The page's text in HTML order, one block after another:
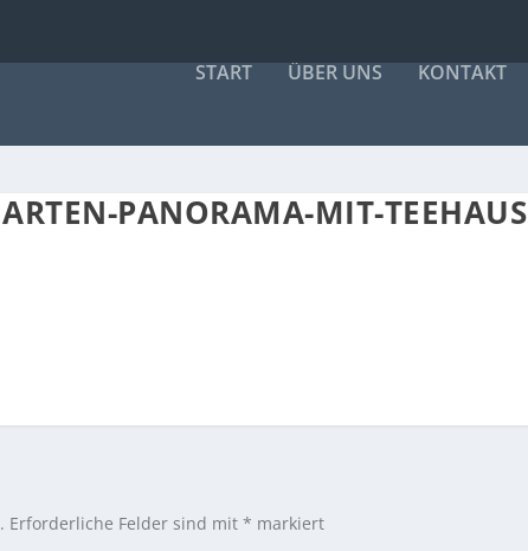
START ÜBER UNS KONTAKT
PANORAMA-MIT-TEEHAUS
Erforderliche Felder sind mit* markiert